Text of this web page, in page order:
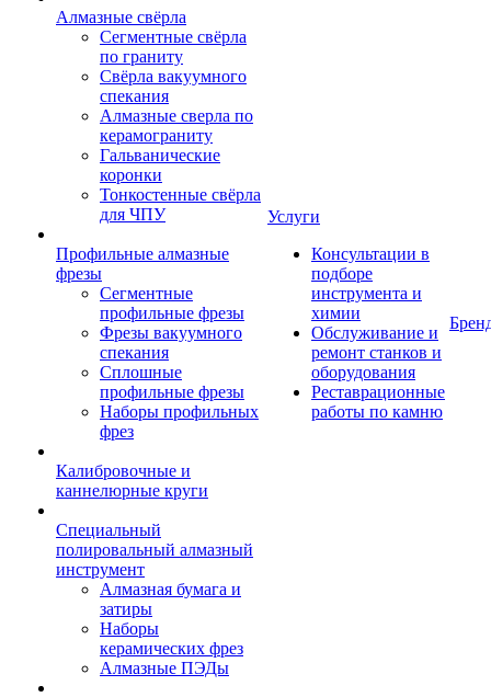
Алмазные свёрла
Сегментные свёрла
по граниту
Свёрла вакуумного
спекания
Алмазные сверла по
керамограниту
Гальванические
коронки
Тонкостенные свёрла
для ЧПУ
Профильные алмазные
фрезы
Сегментные
профильные фрезы
Фрезы вакуумного
спекания
Сплошные
профильные фрезы
Наборы профильных
фрез
Калибровочные и
каннелюрные круги
Специальный
полировальный алмазный
инструмент
Алмазная бумага и
затиры
Наборы
керамических фрез
Алмазные ПЭДы
Услуги
Консультации в
подборе
инструмента и
химии
Обслуживание и
ремонт станков и
оборудования
Реставрационные
работы по камню